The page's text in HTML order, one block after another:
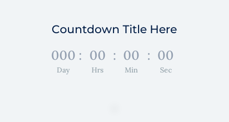
Countdown Title Here
000
Day
: 00
Hrs
: 00
Min
: 00
Sec